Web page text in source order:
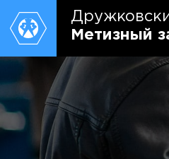
Метизный